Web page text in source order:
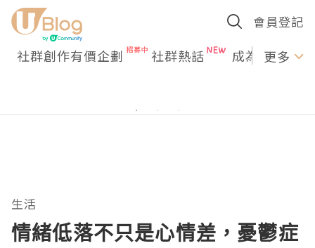
會員登記
社群創作有價企劃 社群熱話 成為U更多
生活
情緒低落不只是心情差，憂鬱症